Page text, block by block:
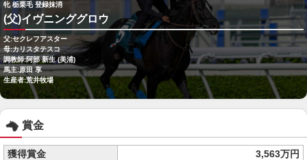
牝 栃栗毛 登録抹消
(父)イヴニンググロウ
父:セクレフアスター
母:カリスタテスコ
調教師:阿部 新生 (美浦)
馬主:原田 享
生産者:荒井牧場
賞金
獲得賞金
3,563万円